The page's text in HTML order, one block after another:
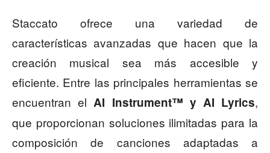
Staccato ofrece una variedad de
características avanzadas que hacen que la
creación musical sea más accesible y
eficiente. Entre las principales herramientas se
encuentran el AI Instrument™ y AI Lyrics,
que proporcionan soluciones ilimitadas para la
composición de canciones adaptadas a